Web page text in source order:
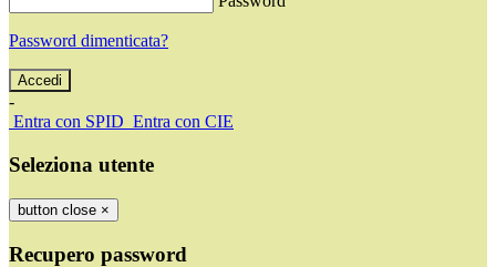
Password dimenticata?
-
Entra con SPID Entra con CIE
Seleziona utente
button close ×
Recupero password